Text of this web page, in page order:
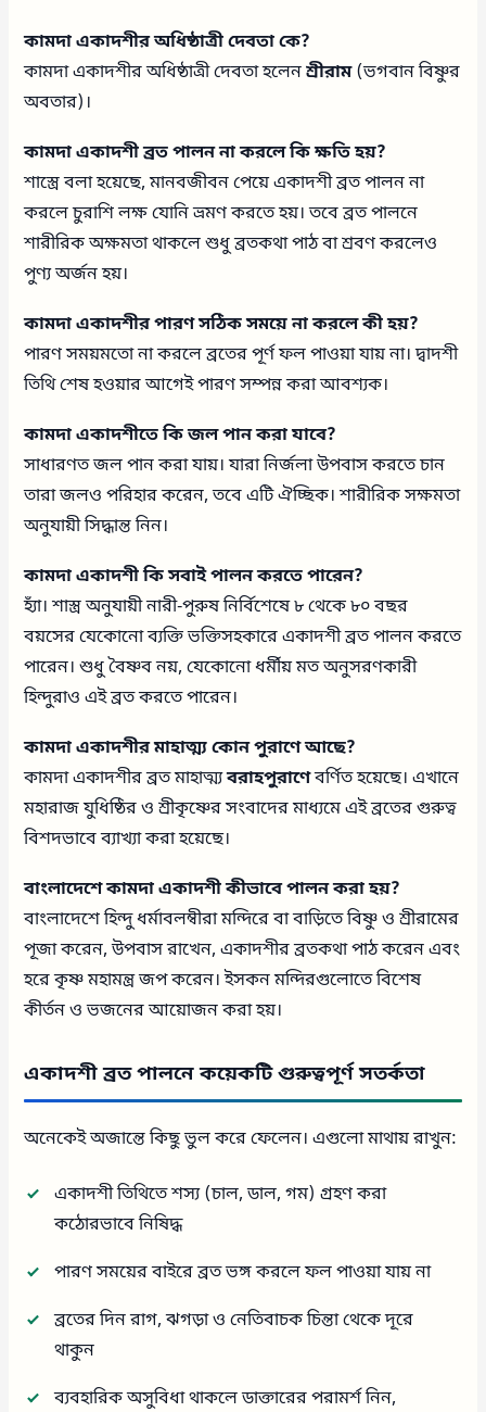
কামদা একাদশীর অধিষ্ঠাত্রী দেবতা কে?
কামদা একাদশীর অধিষ্ঠাত্রী দেবতা হলেনশ্রীরাম(ভগবান বিষ্ণুর
অবতার)।
কামদা একাদশী ব্রত পালন না করলে কি ক্ষতি হয়?
শাস্ত্রে বলা হয়েছে, মানবজীবন পেয়ে একাদশী ব্রত পালন না
করলে চুরাশি লক্ষ যোনি ভ্রমণ করতে হয়। তবে ব্রত পালনে
শারীরিক অক্ষমতা থাকলে শুধু ব্রতকথা পাঠ বা শ্রবণ করলেও
পুণ্য অর্জন হয়।
কামদা একাদশীর পারণ সঠিক সময়ে না করলে কী হয়?
পারণ সময়মতো না করলে ব্রতের পূর্ণ ফল পাওয়া যায় না। দ্বাদশী
তিথি শেষ হওয়ার আগেই পারণ সম্পন্ন করা আবশ্যক।
কামদা একাদশীতে কি জল পান করা যাবে?
সাধারণত জল পান করা যায়। যারা নির্জলা উপবাস করতে চান
তারা জলও পরিহার করেন, তবে এটি ঐচ্ছিক। শারীরিক সক্ষমতা
অনুযায়ী সিদ্ধান্ত নিন।
কামদা একাদশী কি সবাই পালন করতে পারেন?
হ্যাঁ। শাস্ত্র অনুযায়ী নারী-পুরুষ নির্বিশেষে ৮ থেকে ৮০ বছর
বয়সের যেকোনো ব্যক্তি ভক্তিসহকারে একাদশী ব্রত পালন করতে
পারেন। শুধু বৈষ্ণব নয়, যেকোনো ধর্মীয় মত অনুসরণকারী
হিন্দুরাও এই ব্রত করতে পারেন।
কামদা একাদশীর মাহাত্ম্য কোন পুরাণে আছে?
কামদা একাদশীর ব্রত মাহাত্ম্যবরাহপুরাণেবর্ণিত হয়েছে। এখানে
মহারাজ যুধিষ্ঠির ও শ্রীকৃষ্ণের সংবাদের মাধ্যমে এই ব্রতের গুরুত্ব
বিশদভাবে ব্যাখ্যা করা হয়েছে।
বাংলাদেশে কামদা একাদশী কীভাবে পালন করা হয়?
বাংলাদেশে হিন্দু ধর্মাবলম্বীরা মন্দিরে বা বাড়িতে বিষ্ণু ও শ্রীরামের
পূজা করেন, উপবাস রাখেন, একাদশীর ব্রতকথা পাঠ করেন এবং
হরে কৃষ্ণ মহামন্ত্র জপ করেন। ইসকন মন্দিরগুলোতে বিশেষ
কীর্তন ও ভজনের আয়োজন করা হয়।
একাদশী ব্রত পালনে কয়েকটি গুরুত্বপূর্ণ সতর্কতা
অনেকেই অজান্তে কিছু ভুল করে ফেলেন। এগুলো মাথায় রাখুন:
একাদশী তিথিতে শস্য (চাল, ডাল, গম) গ্রহণ করা
কঠোরভাবে নিষিদ্ধ
পারণ সময়ের বাইরে ব্রত ভঙ্গ করলে ফল পাওয়া যায় না
ব্রতের দিন রাগ, ঝগড়া ও নেতিবাচক চিন্তা থেকে দূরে
থাকুন
ব্যবহারিক অসুবিধা থাকলে ডাক্তারের পরামর্শ নিন,